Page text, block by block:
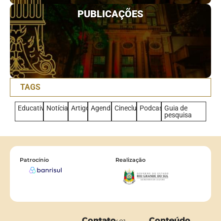
PUBLICAÇÕES
TAGS
EducativoNotíciasArtigo Agenda CineclubPodcastGuia de
pesquisa
Patrocínio Realização